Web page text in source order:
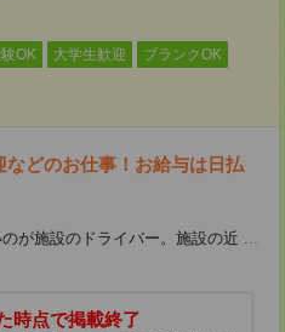
OK 大学生歓迎 ブランクOK
どのお仕事！お給与は日払
が施設のドライバー。施設の近 ...
時点で掲載終了